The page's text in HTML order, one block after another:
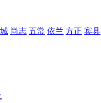
尚志 五常 依兰 方正 宾县